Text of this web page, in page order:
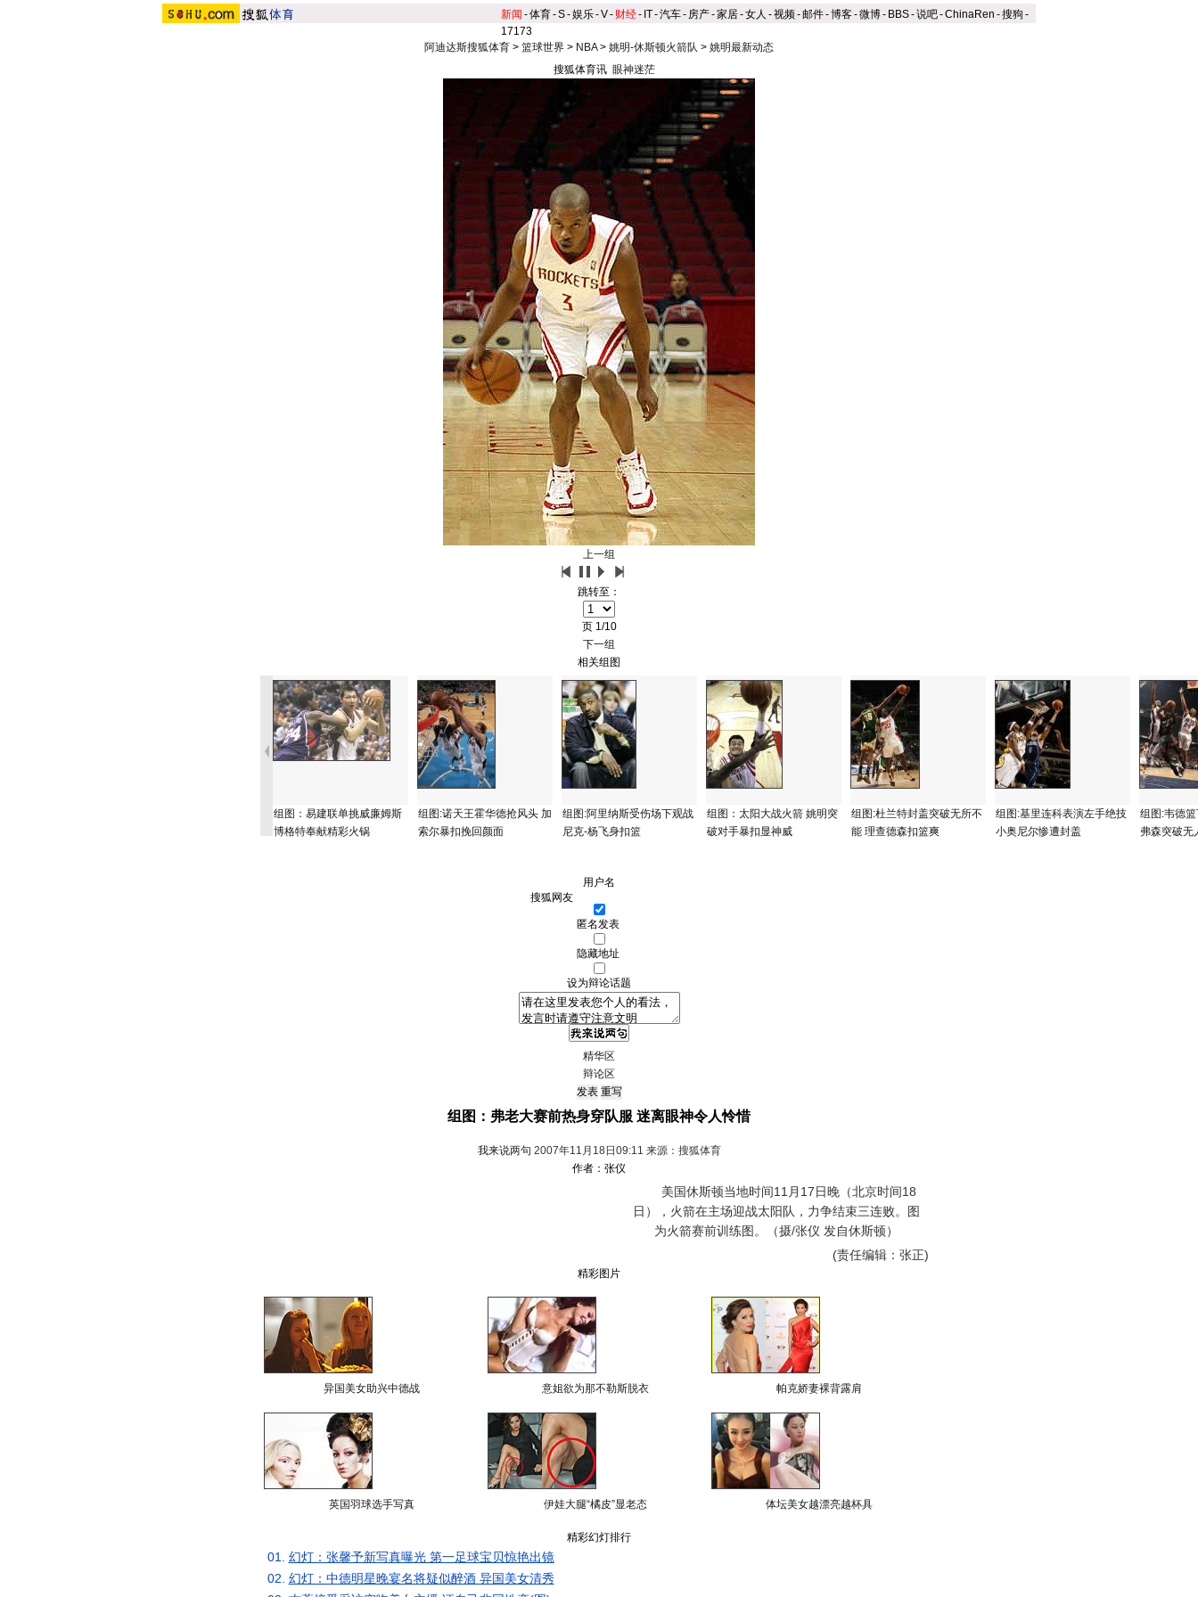
新闻 -体育-S-娱乐-V- 财经- IT-汽车- 房产-家居-女人 -视频-邮件-博客-微博- BBS-说吧-ChinaRen -搜狗 -
17173
阿迪达斯搜狐体育 > 篮球世界 > NBA> 姚明-休斯顿火箭队 > 姚明最新动态
搜狐体育讯 眼神迷茫
上一组
跳转至：
页 1/10
下一组
相关组图
组图：易建联单挑威廉姆斯
博格特奉献精彩火锅
组图:诺天王霍华德抢风头 加
索尔暴扣挽回颜面
组图:阿里纳斯受伤场下观战
尼克-杨飞身扣篮
组图：太阳大战火箭 姚明突
破对手暴扣显神威
组图:杜兰特封盖突破无所不
能 理查德森扣篮爽
组图:基里连科表演左手绝技
小奥尼尔惨遭封盖
组图:韦德
弗森突破无
用户名
匿名发表
隐藏地址
设为辩论话题
精华区
辩论区
组图：弗老大赛前热身穿队服 迷离眼神令人怜惜
我来说两句 2007年11月18日09:11 来源：搜狐体育
作者：张仪
美国休斯顿当地时间11月17日晚（北京时间18
日），火箭在主场迎战太阳队，力争结束三连败。图
为火箭赛前训练图。（摄/张仪 发自休斯顿）
(责任编辑：张正)
精彩图片
异国美女助兴中德战 意姐欲为那不勒斯脱衣 帕克娇妻裸背露肩
英国羽球选手写真 伊娃大腿“橘皮”显老态 体坛美女越漂亮越杯具
精彩幻灯排行
01. 幻灯：张馨予新写真曝光 第一足球宝贝惊艳出镜
02. 幻灯：中德明星晚宴名将疑似醉酒 异国美女清秀